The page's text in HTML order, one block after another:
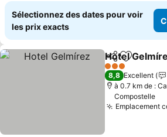
Sélectionnez des dates pour voir
les prix exacts
PartagerAjouter à
Hotel
3 Étoiles
8,8 Excellent
à 0.7 km de :
Compostelle
Emplacement